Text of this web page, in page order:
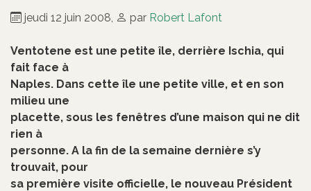
jeudi 12 juin 2008 par Robert Lafont
Ventotene est une petite île, derrière Ischia, qui
fait face à
Naples. Dans cette île une petite ville, et en son
milieu une
placette, sous les fenêtres d’une maison qui ne dit
rien à
personne. A la fin de la semaine dernière s’y
trouvait, pour
sa première visite officielle, le nouveau Président